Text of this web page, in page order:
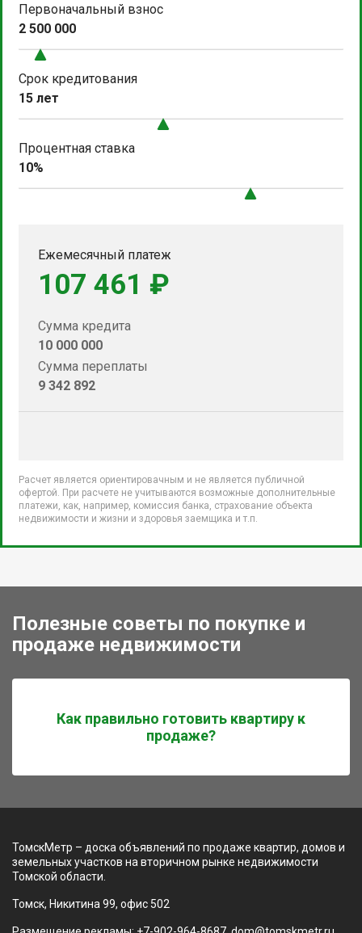
Первоначальный взнос
2 500 000
Срок кредитования
15 лет
Процентная ставка
10%
Ежемесячный платеж
107 461 ₽
Сумма кредита
10 000 000
Сумма переплаты
9 342 892
Расчет является ориентировачным и не является публичной
офертой. При расчете не учитываются возможные дополнительные
платежи, как, например, комиссия банка, страхование объекта
недвижимости и жизни и здоровья заемщика и т.п.
Полезные советы по покупке и
продаже недвижимости
Как правильно готовить квартиру к
продаже?
ТомскМетр – доска объявлений по продаже квартир, домов и
земельных участков на вторичном рынке недвижимости
Томской области.
Томск, Никитина 99, офис 502